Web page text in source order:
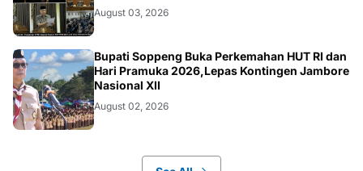
August 03, 2026
NEWS
Bupati Soppeng Buka Perkemahan HUT RI dan
Hari Pramuka 2026,Lepas Kontingen Jambore
Nasional XII
August 02, 2026